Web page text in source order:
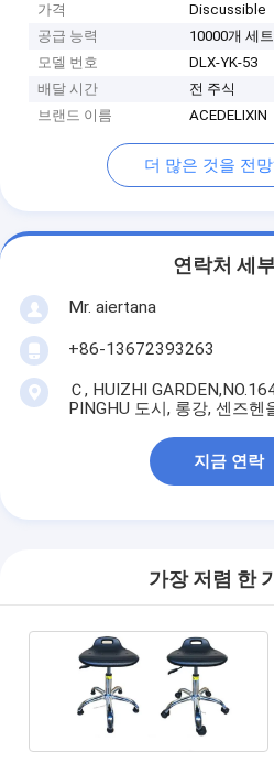
가격
Discussible
공급 능력
10000개 세트
모델 번호
DLX-YK-53
배달 시간
전 주식
브랜드 이름
ACEDELIXIN
더 많은 것을 전
연락처 세
Mr. aiertana
+86-13672393263
Ｃ, HUIZHI
PINGHU 도시, 롱강, 센즈
지금 연락
가장 저렴 한